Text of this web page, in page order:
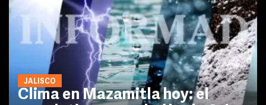
JALISCO
Clima en Mazamitla hoy: el